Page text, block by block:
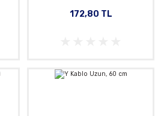
172,80 TL